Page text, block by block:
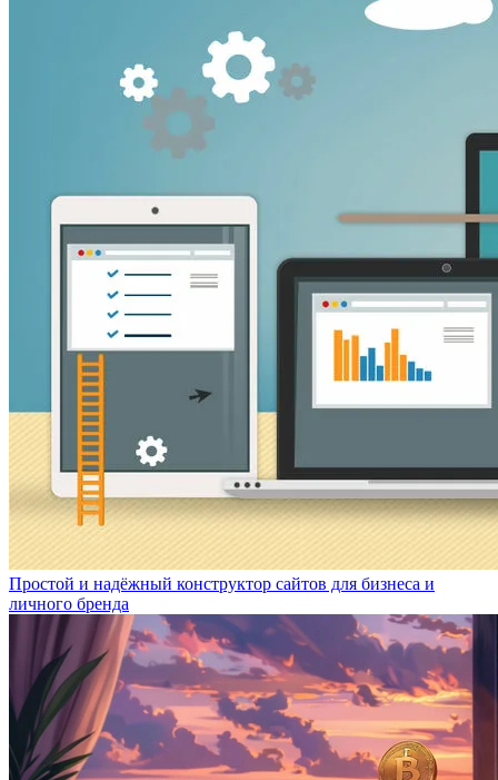
Простой и надёжный конструктор сайтов для бизнеса и
личного бренда